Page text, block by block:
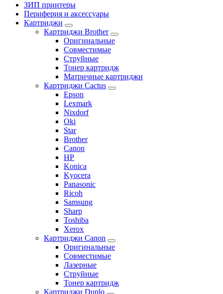
ЗИП принтеры
Периферия и аксессуары
Картриджи
Картриджи Brother
Оригинальные
Совместимые
Струйные
Тонер картридж
Матричные картриджи
Картриджи Cactus
Epson
Lexmark
Nixdorf
Oki
Star
Brother
Canon
HP
Konica
Kyocera
Panasonic
Ricoh
Samsung
Sharp
Toshiba
Xerox
Картриджи Canon
Оригинальные
Совместимые
Лазерные
Струйные
Тонер картридж
Картриджи Duplo